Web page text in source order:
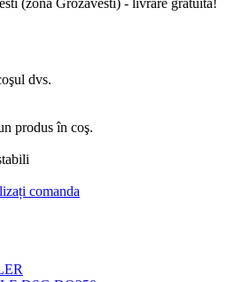
(zona Grozavesti) - livrare gratuita!
dvs.
produs în coş.
comanda